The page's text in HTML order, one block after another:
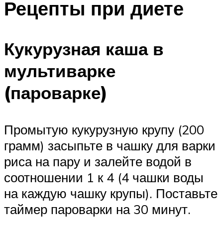
Рецепты при диете
Кукурузная каша в
мультиварке
(пароварке)
Промытую кукурузную крупу (200
грамм) засыпьте в чашку для варки
риса на пару и залейте водой в
соотношении 1 к 4 (4 чашки воды
на каждую чашку крупы). Поставьте
таймер пароварки на 30 минут.